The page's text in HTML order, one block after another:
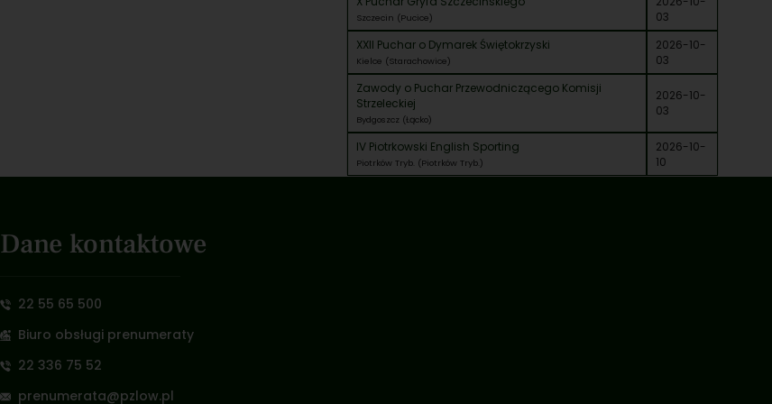
Szczecin (Pucice)
03
XXII Puchar o Dymarek Świętokrzyski
Kielce (Starachowice)
2026-10-
03
Zawody o Puchar Przewodniczącego Komisji
Strzeleckiej
Bydgoszcz (Łącko)
2026-10-
03
IV Piotrkowski English Sporting
Piotrków Tryb. (Piotrków Tryb.)
2026-10-
10
Dane kontaktowe
22 55 65 500
Biuro obsługi prenumeraty
22 336 75 52
prenumerata@pzlow.pl